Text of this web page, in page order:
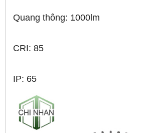
Quang thông: 1000lm
CRI: 85
IP: 65